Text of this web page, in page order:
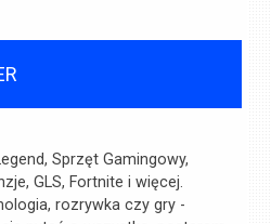
Sprzęt Gamingowy,
GLS, Fortnite i więcej.
rozrywka czy gry -